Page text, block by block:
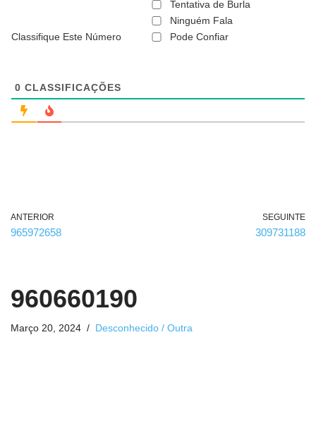
a
ó
Classifique Este Número
Tentativa de Burla
Ninguém Fala
Pode Confiar
0 CLASSIFICAÇÕES
ANTERIOR
965972658
SEGUINTE
309731188
960660190
Março 20, 2024 Desconhecido / Outra